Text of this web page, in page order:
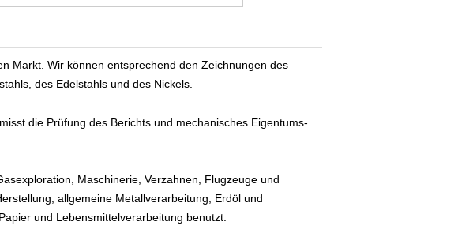
Markt. Wir können entsprechend den Zeichnungen des
des Edelstahls und des Nickels.
die Prüfung des Berichts und mechanisches Eigentums-
Maschinerie, Verzahnen, Flugzeuge und
allgemeine Metallverarbeitung, Erdöl und
und Lebensmittelverarbeitung benutzt.